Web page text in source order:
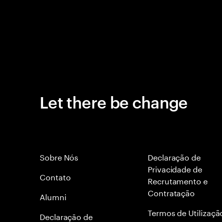
Let there be change
Sobre Nós
Contato
Alumni
Declaraçāo de
Declaração de
Privacidade de
Recrutamento e
Contratação
Termos de